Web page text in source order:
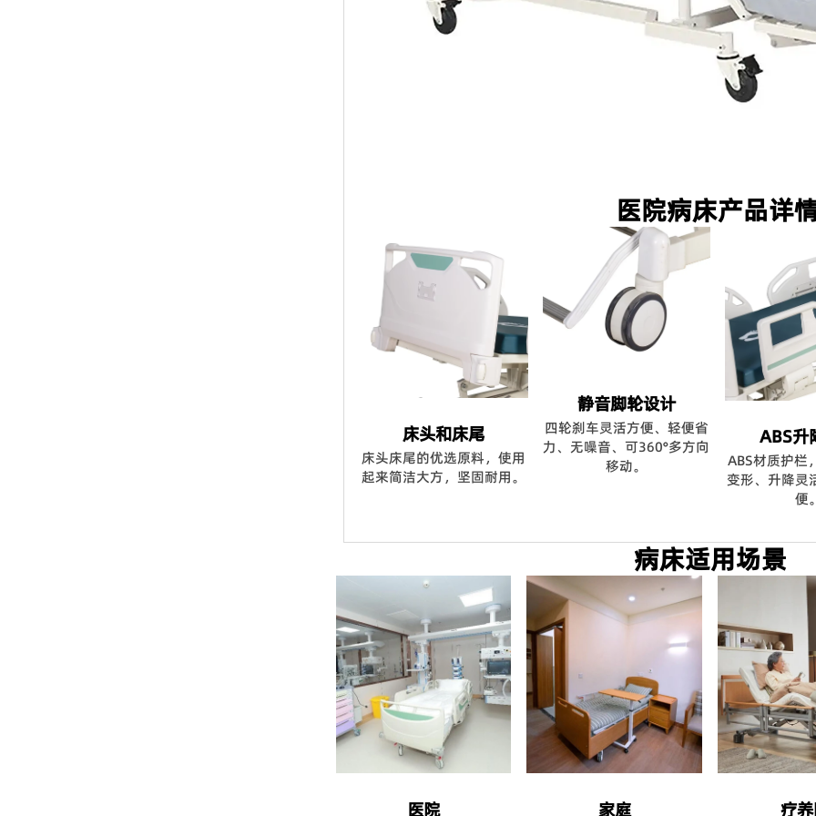
医院病床产品详
床头和床尾
床头床尾的优选原料，使用
起来简洁大方，坚固耐用。
静音脚轮设计
四轮刹车灵活方便、轻便省
力、无噪音、可360°多方向
移动。
ABS升
ABS材质护栏
变形、升降灵
便
病床适用场景
医院 家庭 疗